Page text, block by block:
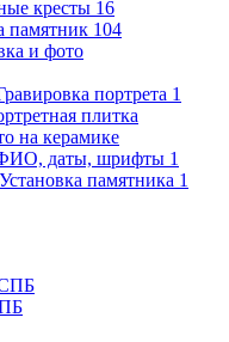
кресты 16
памятник 104
и фото
портрета 1
плитка
на керамике
даты, шрифты 1
Установка памятника 1
СПБ